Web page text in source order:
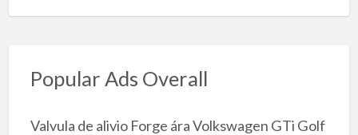
Popular Ads Overall
Valvula de alivio Forge ára Volkswagen GTi Golf